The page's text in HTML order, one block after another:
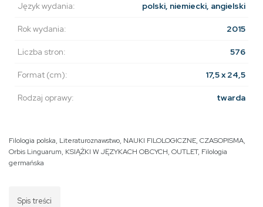
Język wydania: polski, niemiecki, angielski
Rok wydania: 2015
Liczba stron: 576
Format (cm): 17,5 x 24,5
Rodzaj oprawy: twarda
Filologia polska, Literaturoznawstwo, NAUKI FILOLOGICZNE, CZASOPISMA,
Orbis Linguarum, KSIĄŻKI W JĘZYKACH OBCYCH, OUTLET, Filologia
germańska
Spis treści